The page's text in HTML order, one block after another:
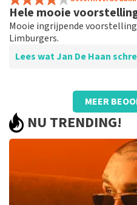
Hele mooie
Mooie ingrijpende
Limburgers.
Lees wat Jan De Haan
Beoordeling van Jan De Haan
Goed geregeld
MEER
NU TRENDING!